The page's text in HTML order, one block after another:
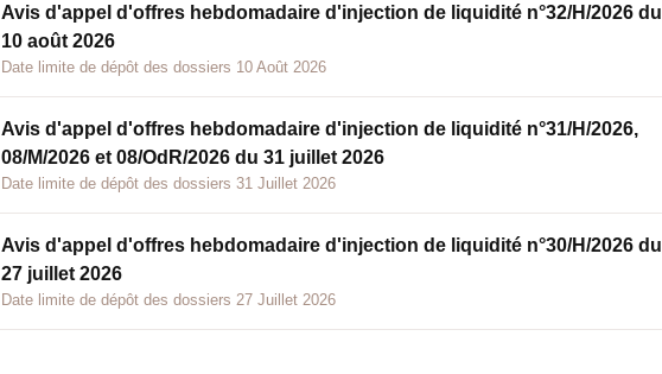
Avis d'appel d'offres hebdomadaire d'injection de liquidité n°32/H/2026 du
10 août 2026
Date limite de dépôt des dossiers 10 Août 2026
Avis d'appel d'offres hebdomadaire d'injection de liquidité n°31/H/2026,
08/M/2026 et 08/OdR/2026 du 31 juillet 2026
Date limite de dépôt des dossiers 31 Juillet 2026
Avis d'appel d'offres hebdomadaire d'injection de liquidité n°30/H/2026 du
27 juillet 2026
Date limite de dépôt des dossiers 27 Juillet 2026